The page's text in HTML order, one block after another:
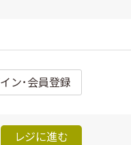
ン･会員登録
レジに進む